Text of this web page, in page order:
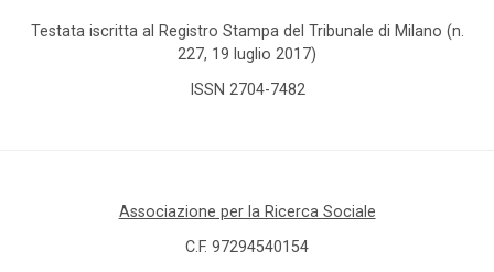
Testata iscritta al Registro Stampa del Tribunale di Milano (n.
227, 19 luglio 2017)
ISSN 2704-7482
Associazione per la Ricerca Sociale
C.F. 97294540154